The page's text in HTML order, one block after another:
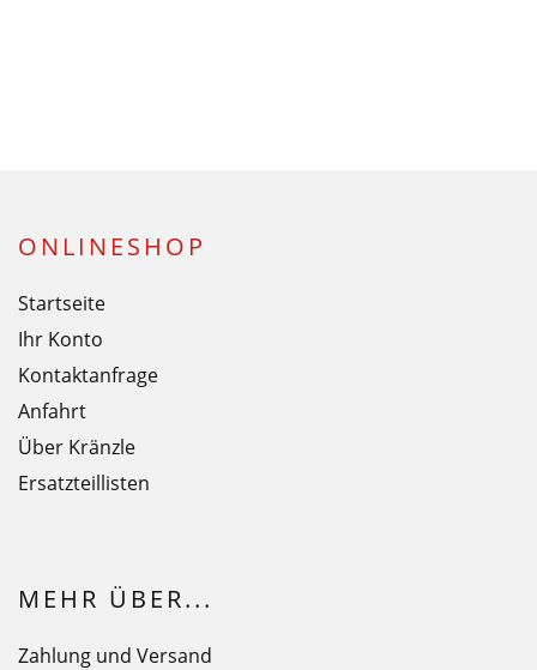
ONLINESHOP
Startseite
Ihr Konto
Kontaktanfrage
Anfahrt
Über Kränzle
Ersatzteillisten
MEHR ÜBER...
Zahlung und Versand